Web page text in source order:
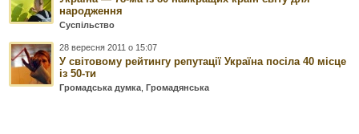
народження
Суспільство
28 вересня 2011 о 15:07
У світовому рейтингу репутації Україна посіла 40 місце
із 50-ти
Громадська думка ,Громадянська